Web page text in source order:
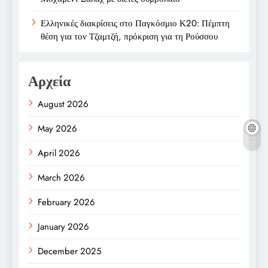
Ελληνικές διακρίσεις στο Παγκόσμιο Κ20: Πέμπτη
θέση για τον Τζαμτζή, πρόκριση για τη Ρούσσου
Αρχεία
August 2026
May 2026
April 2026
March 2026
February 2026
January 2026
December 2025